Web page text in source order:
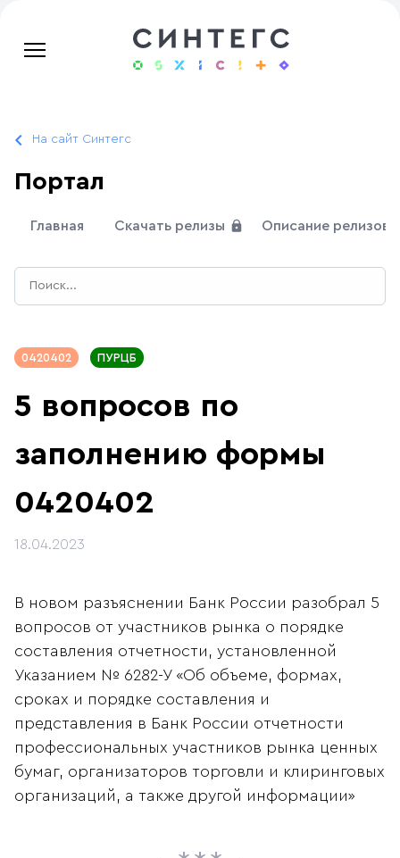
На сайт Синтегс
Портал
Главная Скачать релизы Описание релизов
0420402 ПУРЦБ
5 вопросов по
заполнению формы
0420402
18.04.2023
В новом разъяснении Банк России разобрал 5
вопросов от участников рынка о порядке
составления отчетности, установленной
Указанием № 6282-У «Об объеме, формах,
сроках и порядке составления и
представления в Банк России отчетности
профессиональных участников рынка ценных
бумаг, организаторов торговли и клиринговых
организаций, а также другой информации»